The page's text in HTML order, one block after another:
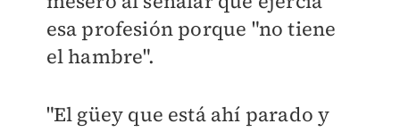
esa profesión porque "no tiene
el hambre".
"El güey que está ahí parado y